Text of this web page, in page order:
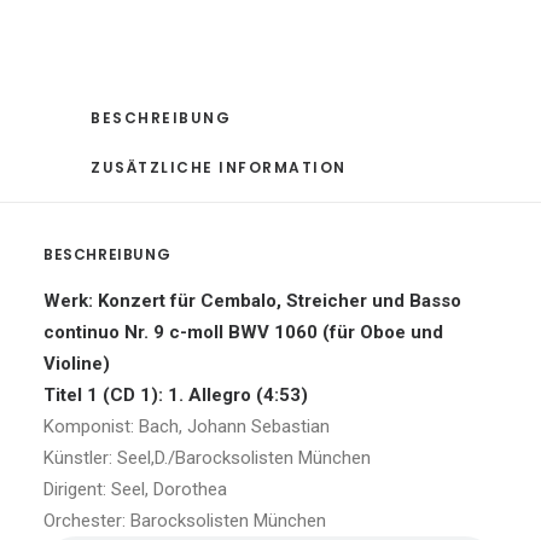
BESCHREIBUNG
ZUSÄTZLICHE INFORMATION
BESCHREIBUNG
Werk: Konzert für Cembalo, Streicher und Basso
continuo Nr. 9 c-moll BWV 1060 (für Oboe und
Violine)
Titel 1 (CD 1): 1. Allegro (4:53)
Komponist: Bach, Johann Sebastian
Künstler: Seel,D./Barocksolisten München
Dirigent: Seel, Dorothea
Orchester: Barocksolisten München